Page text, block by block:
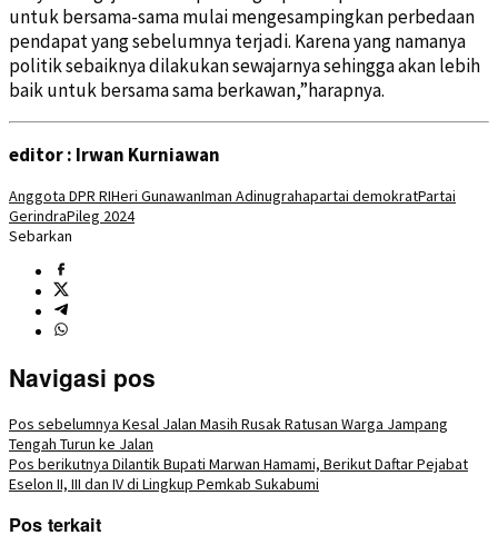
untuk bersama-sama mulai mengesampingkan perbedaan
pendapat yang sebelumnya terjadi. Karena yang namanya
politik sebaiknya dilakukan sewajarnya sehingga akan lebih
baik untuk bersama sama berkawan,”harapnya.
editor : Irwan Kurniawan
Anggota DPR RIHeri GunawanIman Adinugrahapartai demokratPartai
GerindraPileg 2024
Sebarkan
Navigasi pos
Pos sebelumnya Kesal Jalan Masih Rusak Ratusan Warga Jampang
Tengah Turun ke Jalan
Pos berikutnya Dilantik Bupati Marwan Hamami, Berikut Daftar Pejabat
Eselon II, III dan IV di Lingkup Pemkab Sukabumi
Pos terkait